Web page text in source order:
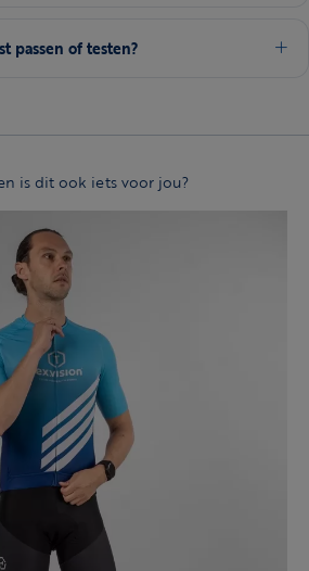
passen of testen?
is dit ook iets voor jou?